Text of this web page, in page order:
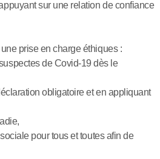
sur une relation de confiance
prise en charge éthiques :
de Covid-19 dès le
obligatoire et en appliquant
pour tous et toutes afin de